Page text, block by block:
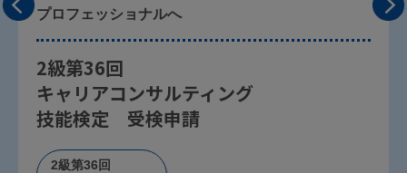
プロフェッショナルへ
2級第36回
キャリアコンサルティング
技能検定 受検申請
2級第36回
情